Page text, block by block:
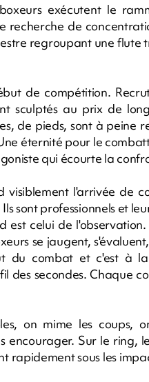
exécutent le
de
regroupant une flute
de compétition.
sculptés au prix de
de pieds, sont à peine
éternité pour le
qui écourte la
l'arrivée de
sont professionnels et
est celui de
se jaugent,
du combat et c'est à
des secondes. Chaque
on mime les coups,
Sur le ring,
rapidement sous les